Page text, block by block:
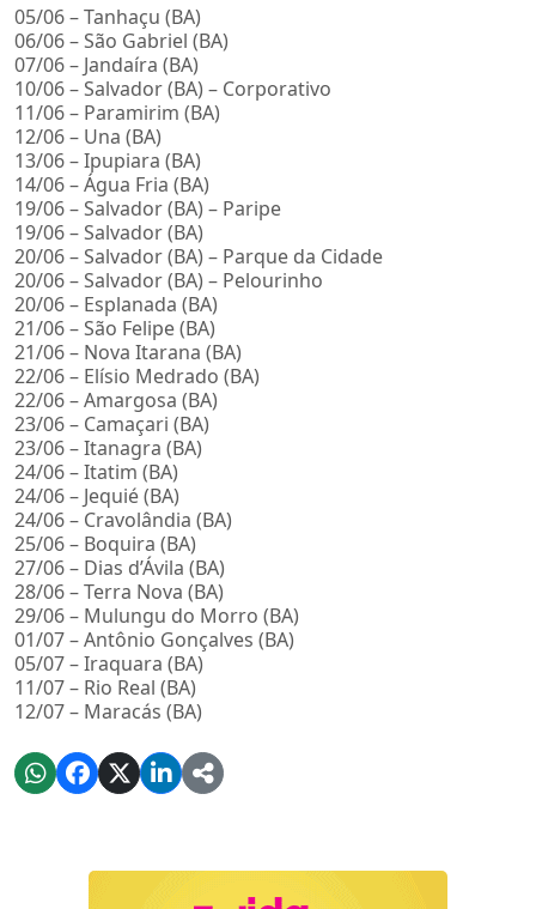
05/06 – Tanhaçu (BA)
06/06 – São Gabriel (BA)
07/06 – Jandaíra (BA)
10/06 – Salvador (BA) – Corporativo
11/06 – Paramirim (BA)
12/06 – Una (BA)
13/06 – Ipupiara (BA)
14/06 – Água Fria (BA)
19/06 – Salvador (BA) – Paripe
19/06 – Salvador (BA)
20/06 – Salvador (BA) – Parque da Cidade
20/06 – Salvador (BA) – Pelourinho
20/06 – Esplanada (BA)
21/06 – São Felipe (BA)
21/06 – Nova Itarana (BA)
22/06 – Elísio Medrado (BA)
22/06 – Amargosa (BA)
23/06 – Camaçari (BA)
23/06 – Itanagra (BA)
24/06 – Itatim (BA)
24/06 – Jequié (BA)
24/06 – Cravolândia (BA)
25/06 – Boquira (BA)
27/06 – Dias d’Ávila (BA)
28/06 – Terra Nova (BA)
29/06 – Mulungu do Morro (BA)
01/07 – Antônio Gonçalves (BA)
05/07 – Iraquara (BA)
11/07 – Rio Real (BA)
12/07 – Maracás (BA)